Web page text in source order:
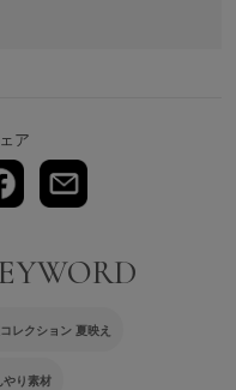
ア
レクション 夏映え
やり素材